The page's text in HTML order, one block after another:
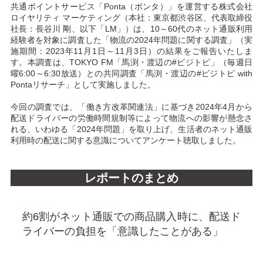
共通ポイントサービス「Ponta（ポンタ）」を運営する株式会社
ロイヤリティ マーケティング（本社：東京都渋谷区、代表取締役
社長：長谷川 剛、以下「LM」）は、10～60代のネット通販利用
経験者を対象に調査した「物流の2024年問題に関する調査」（実
施期間：2023年11月1日～11月3日）の結果をご報告いたしま
す。本調査は、TOKYO FM「馬渕・渡辺の#ビジトピ」（毎週日
曜6:00～6:30放送）との共同調査「馬渕・渡辺の#ビジトピ with
Pontaリサーチ」として実施しました。
今回の調査では、「働き方改革関連法」に基づき2024年4月から
配送ドライバーの労働時間規制等によって物流への影響が懸念さ
れる、いわゆる「2024年問題」を取り上げ、生活者のネット通販
利用時の配送に関する意識についてアンケート聴取しました。
レポートのまとめ
約6割がネット通販での商品購入時に、配送ド
ライバーの負担を「意識したことがある」